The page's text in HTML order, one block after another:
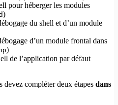
pour héberger les modules
)
du shell et d’un module
d’un module frontal dans
)
de l’application par défaut
compléter deux étapes dans